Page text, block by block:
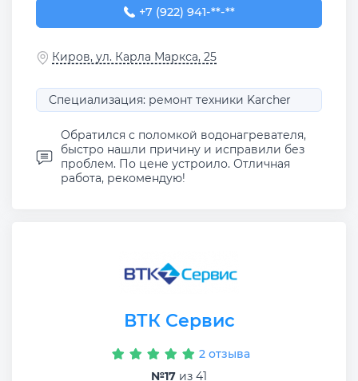
+7 (922) 941-42-05
+7 (922) 941-**-**
Киров, ул. Карла Маркса, 25
Специализация: ремонт техники Karcher
Обратился с поломкой водонагревателя,
быстро нашли причину и исправили без
проблем. По цене устроило. Отличная
работа, рекомендую!
ВТК Сервис
2 отзыва
№17 из 41